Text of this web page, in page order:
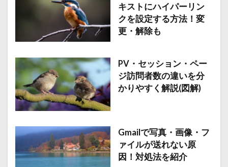
キストにハイパーリン
クを設定する方法！変
更・解除も
PV・セッション・ペー
ジ訪問者数の違いを分
かりやすく解説(図解)
Gmailで写真・画像・フ
ァイルが送れない原
因！対処法を紹介